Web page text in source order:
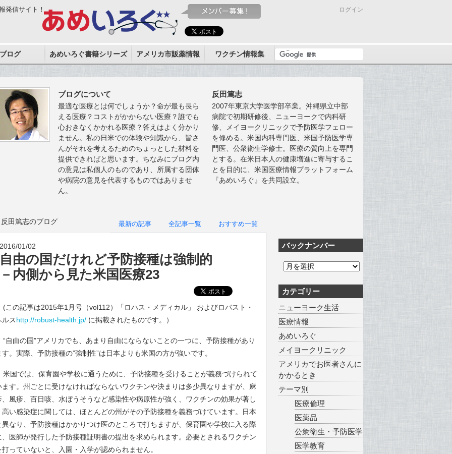
発信サイト！ ログイン
ログ あめいろぐ書籍シリーズ アメリカ市販薬情報 ワクチン情報集
ブログについて
最適な医療とは何でしょうか？命が最も長ら
える医療？コストがかからない医療？誰でも
心おきなくかかれる医療？答えはよく分かり
ません。私の日米での体験や知識から、皆さ
んがそれを考えるためのちょっとした材料を
提供できればと思います。ちなみにブログ内
の意見は私個人のものであり、所属する団体
や病院の意見を代表するものではありませ
ん。
反田篤志
2007年東京大学医学部卒業。沖縄県立中部
病院で初期研修後、ニューヨークで内科研
修、メイヨークリニックで予防医学フェロー
を修める。米国内科専門医、米国予防医学専
門医、公衆衛生学修士。医療の質向上を専門
とする。在米日本人の健康増進に寄与するこ
とを目的に、米国医療情報プラットフォーム
『あめいろぐ』を共同設立。
反田篤志のブログ 最新の記事 全記事一覧 おすすめ一覧
2016/01/02
自由の国だけれど予防接種は強制的
－内側から見た米国医療23
(この記事は2015年1月号（vol112）「ロハス・メディカル」 およびロバスト・
ルスhttp://robust-health.jp/ に掲載されたものです。）
“自由の国”アメリカでも、あまり自由にならないことの一つに、予防接種があり
す。実際、予防接種の”強制性”は日本よりも米国の方が強いです。
米国では、保育園や学校に通うために、予防接種を受けることが義務づけられて
ます。州ごとに受けなければならないワクチンや決まりは多少異なりますが、麻
、風疹、百日咳、水ぼうそうなど感染性や病原性が強く、ワクチンの効果が著し
高い感染症に関しては、ほとんどの州がその予防接種を義務づけています。日本
異なり、予防接種はかかりつけ医のところで打ちますが、保育園や学校に入る際
、医師が発行した予防接種証明書の提出を求められます。必要とされるワクチン
打っていないと、入園・入学が認められません。
バックナンバー
カテゴリー
ニューヨーク生活
医療情報
あめいろぐ
メイヨークリニック
アメリカでお医者さんに
かかるとき
テーマ別
医療倫理
医薬品
公衆衛生・予防医学
医学教育